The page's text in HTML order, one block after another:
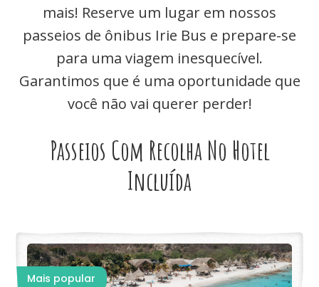
mais! Reserve um lugar em nossos
passeios de ônibus Irie Bus e prepare-se
para uma viagem inesquecível.
Garantimos que é uma oportunidade que
você não vai querer perder!
Passeios Com Recolha No Hotel
Incluída
Mais popular